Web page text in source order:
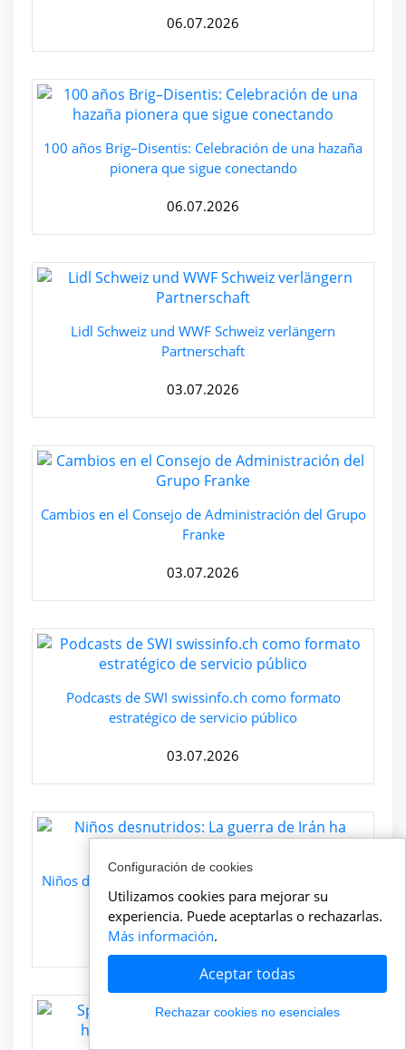
06.07.2026
100 años Brig–Disentis: Celebración de una hazaña
pionera que sigue conectando
06.07.2026
Lidl Schweiz und WWF Schweiz verlängern
Partnerschaft
03.07.2026
Cambios en el Consejo de Administración del Grupo
Franke
03.07.2026
Podcasts de SWI swissinfo.ch como formato
estratégico de servicio público
03.07.2026
Niños desnutridos: La guerra de Irán ha agravado la
miseria en Etiopía
03.07.2026
Configuración de cookies
Utilizamos cookies para mejorar su
experiencia. Puede aceptarlas o rechazarlas.
Más información.
Aceptar todas
Rechazar cookies no esenciales